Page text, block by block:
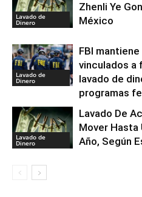
Lavado de
Dinero
Zhenli Ye
México
Lavado de
Dinero
FBI
vinculados a
lavado de
programas
Lavado de
Dinero
Lavado De
Mover Hasta
Año, Según